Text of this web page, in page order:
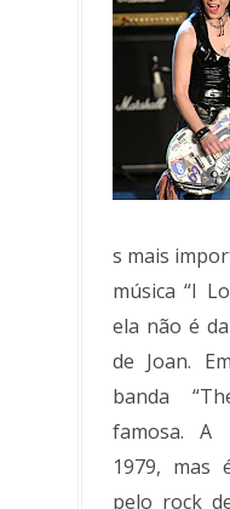
s mais
música “I
ela não é
de Joan.
banda
famosa. A
1979, mas
pelo rock